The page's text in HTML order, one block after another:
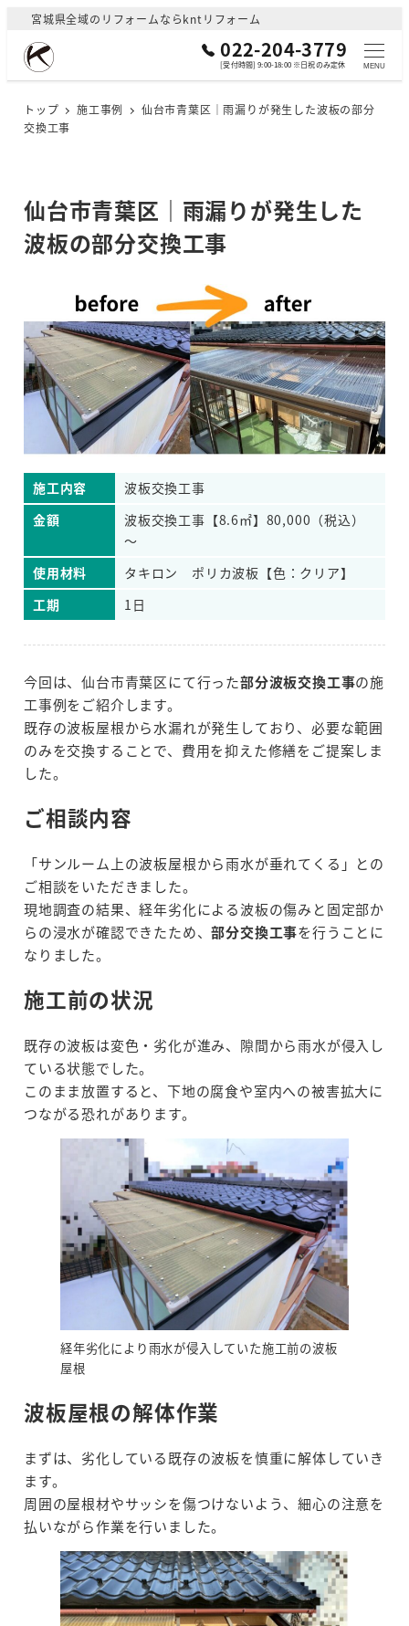
コ
宮城県全域のリフォームならkntリフォーム
022-204-3779
[受付時間] 9:00-18:00 ※日祝のみ定休 MENU
トップ 施工事例
仙台市青葉区｜雨漏りが発生した波板の部分
交換工事
仙台市青葉区｜雨漏りが発生した
波板の部分交換工事
施工内容
波板交換工事
金額
波板交換工事【8.6㎡】80,000（税込）
～
使用材料
タキロン ポリカ波板【色：クリア】
工期
1日
今回は、仙台市青葉区にて行った部分波板交換工事の施
工事例をご紹介します。
既存の波板屋根から水漏れが発生しており、必要な範囲
のみを交換することで、費用を抑えた修繕をご提案しま
した。
ご相談内容
「サンルーム上の波板屋根から雨水が垂れてくる」との
ご相談をいただきました。
現地調査の結果、経年劣化による波板の傷みと固定部か
らの浸水が確認できたため、部分交換工事を行うことに
なりました。
施工前の状況
既存の波板は変色・劣化が進み、隙間から雨水が侵入し
ている状態でした。
このまま放置すると、下地の腐食や室内への被害拡大に
つながる恐れがあります。
経年劣化により雨水が侵入していた施工前の波板
屋根
波板屋根の解体作業
まずは、劣化している既存の波板を慎重に解体していき
ます。
周囲の屋根材やサッシを傷つけないよう、細心の注意を
払いながら作業を行いました。